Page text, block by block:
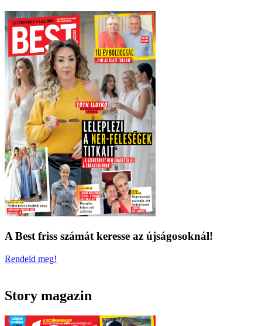
A Best friss számát keresse az újságosoknál!
Rendeld meg!
Story magazin